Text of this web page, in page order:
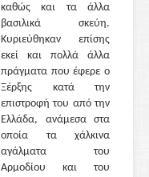
καθώς και τα άλλα
βασιλικά σκεύη.
Κυριεύθηκαν επίσης
εκεί και πολλά άλλα
πράγματα που έφερε ο
Ξέρξης κατά την
επιστροφή του από την
Ελλάδα, ανάμεσα στα
οποία τα χάλκινα
αγάλματα του
Αρμοδίου και του